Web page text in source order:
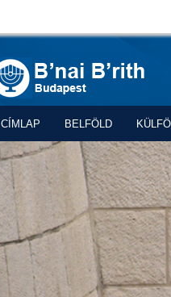
CÍMLAP BELFÖLD